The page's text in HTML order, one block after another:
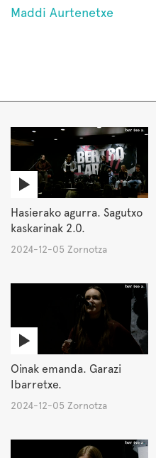
Maddi Aurtenetxe
Hasierako agurra. Sagutxo
kaskarinak 2.0.
2024-12-05 Zornotza
Oinak emanda. Garazi
Ibarretxe.
2024-12-05 Zornotza